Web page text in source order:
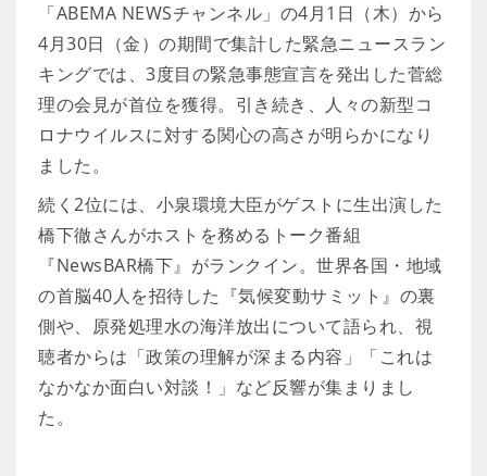
「ABEMA NEWSチャンネル」の4月1日（木）から
4月30日（金）の期間で集計した緊急ニュースラン
キングでは、3度目の緊急事態宣言を発出した菅総
理の会見が首位を獲得。引き続き、人々の新型コ
ロナウイルスに対する関心の高さが明らかになり
ました。
続く2位には、小泉環境大臣がゲストに生出演した
橋下徹さんがホストを務めるトーク番組
『NewsBAR橋下』がランクイン。世界各国・地域
の首脳40人を招待した『気候変動サミット』の裏
側や、原発処理水の海洋放出について語られ、視
聴者からは「政策の理解が深まる内容」「これは
なかなか面白い対談！」など反響が集まりまし
た。